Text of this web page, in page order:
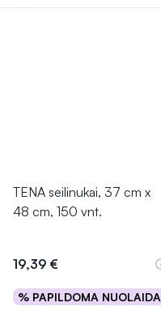
TENA seilinukai, 37 cm x
48 cm, 150 vnt.
19,39 €
% PAPILDOMA NUOLAIDA